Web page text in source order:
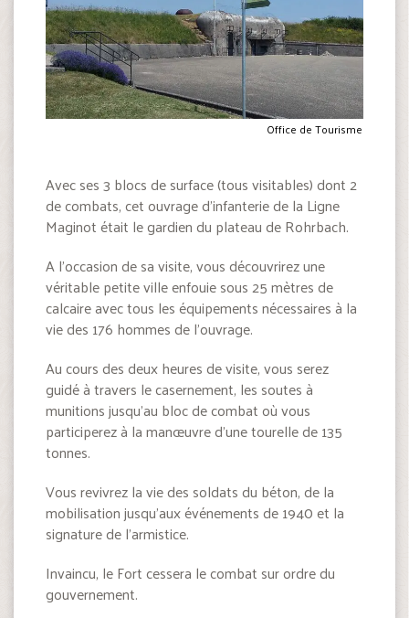
Office de Tourisme
Avec ses 3 blocs de surface (tous visitables) dont 2
de combats, cet ouvrage d’infanterie de la Ligne
Maginot était le gardien du plateau de Rohrbach.
A l’occasion de sa visite, vous découvrirez une
véritable petite ville enfouie sous 25 mètres de
calcaire avec tous les équipements nécessaires à la
vie des 176 hommes de l’ouvrage.
Au cours des deux heures de visite, vous serez
guidé à travers le casernement, les soutes à
munitions jusqu’au bloc de combat où vous
participerez à la manœuvre d’une tourelle de 135
tonnes.
Vous revivrez la vie des soldats du béton, de la
mobilisation jusqu’aux événements de 1940 et la
signature de l’armistice.
Invaincu, le Fort cessera le combat sur ordre du
gouvernement.